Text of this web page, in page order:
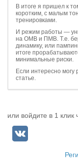
В итоге я пришел к
коротким, с малым
тренировками.
И режим работы —
на ОМВ и ПМВ. Т.е.
динамику, или
итоге
минимальные риски.
Если интересно могу
статье.
или войдите в 1 клик